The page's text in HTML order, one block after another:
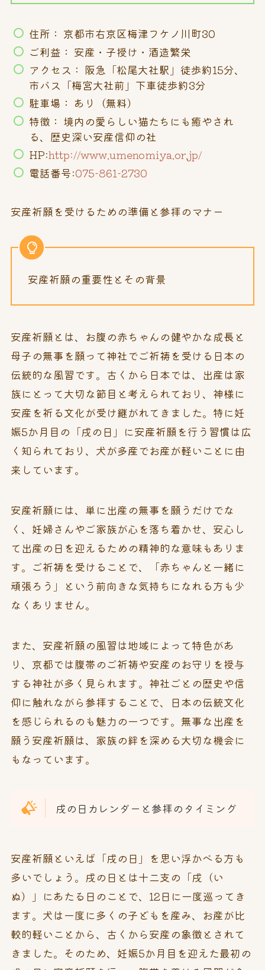
住所： 京都市右京区梅津フケノ川町30
ご利益： 安産・子授け・酒造繁栄
アクセス： 阪急「松尾大社駅」徒歩約15分、
市バス「梅宮大社前」下車徒歩約3分
駐車場： あり（無料）
特徴： 境内の愛らしい猫たちにも癒やされ
る、歴史深い安産信仰の社
HP:http://www.umenomiya.or.jp/
電話番号:075-861-2730
安産祈願を受けるための準備と参拝のマナー
安産祈願の重要性とその背景
安産祈願とは、お腹の赤ちゃんの健やかな成長と
母子の無事を願って神社でご祈祷を受ける日本の
伝統的な風習です。古くから日本では、出産は家
族にとって大切な節目と考えられており、神様に
安産を祈る文化が受け継がれてきました。特に妊
娠5か月目の「戌の日」に安産祈願を行う習慣は広
く知られており、犬が多産でお産が軽いことに由
来しています。
安産祈願には、単に出産の無事を願うだけでな
く、妊婦さんやご家族が心を落ち着かせ、安心し
て出産の日を迎えるための精神的な意味もありま
す。ご祈祷を受けることで、「赤ちゃんと一緒に
頑張ろう」という前向きな気持ちになれる方も少
なくありません。
また、安産祈願の風習は地域によって特色があ
り、京都では腹帯のご祈祷や安産のお守りを授与
する神社が多く見られます。神社ごとの歴史や信
仰に触れながら参拝することで、日本の伝統文化
を感じられるのも魅力の一つです。無事な出産を
願う安産祈願は、家族の絆を深める大切な機会に
もなっています。
戌の日カレンダーと参拝のタイミング
安産祈願といえば「戌の日」を思い浮かべる方も
多いでしょう。戌の日とは十二支の「戌（い
ぬ）」にあたる日のことで、12日に一度巡ってき
ます。犬は一度に多くの子どもを産み、お産が比
較的軽いことから、古くから安産の象徴とされて
きました。そのため、妊娠5か月目を迎えた最初の